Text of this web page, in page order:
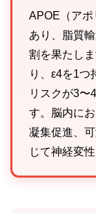
APOE（アポ
あり、脂質
割を果たしま
り、ε4を1つ
リスクが3〜
す。脳内に
凝集促進、
じて神経変